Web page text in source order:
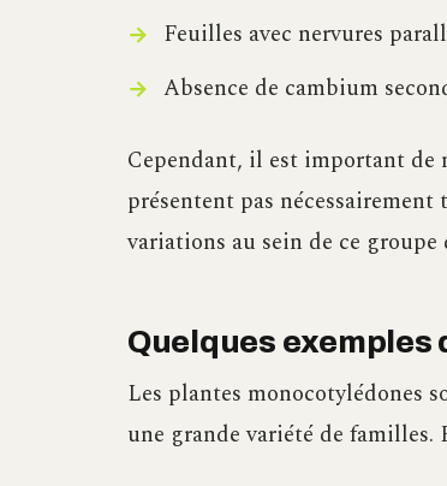
Feuilles avec nervures
Absence de cambium
Cependant, il est important de
présentent pas
variations au sein de ce groupe
Quelques
Les plantes monocotylédones
une grande variété de